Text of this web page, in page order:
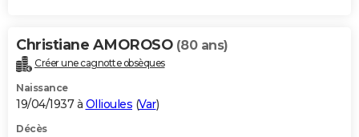
Christiane AMOROSO (80 ans)
Créer une cagnotte obsèques
Naissance
19/04/1937 à Ollioules (Var)
Décès